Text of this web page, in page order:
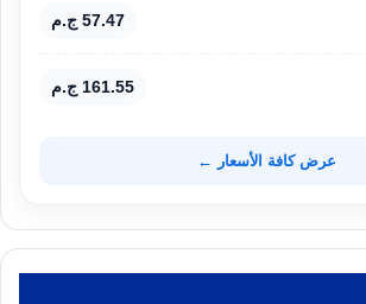
57.47 ج.م
161.55 ج.م
عرض كافة الأسعار ←